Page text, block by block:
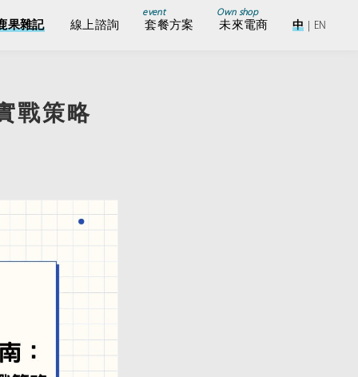
中 EN
果雜記 線上諮詢
event
套餐方案
Own shop
未來電商
戰策略